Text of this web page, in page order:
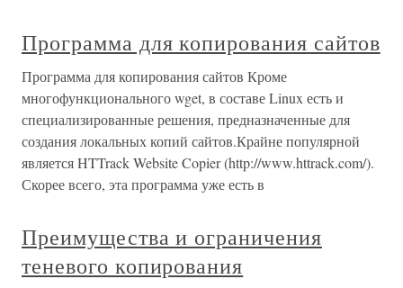
Программа для копирования сайтов
Программа для копирования сайтов Кроме
многофункционального wget, в составе Linux есть и
специализированные решения, предназначенные для
создания локальных копий сайтов.Крайне популярной
является HTTrack Website Copier (http://www.httrack.com/).
Скорее всего, эта программа уже есть в
Преимущества и ограничения
теневого копирования